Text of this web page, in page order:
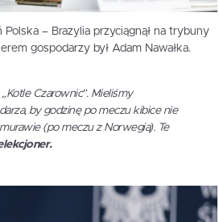
– Brazylia przyciągnął na trybuny
gospodarzy był Adam Nawałka.
Czarownic”. Mieliśmy
by godzinę po meczu kibice nie
(po meczu z Norwegią). Te